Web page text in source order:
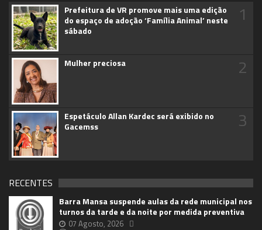
Prefeitura de VR promove mais uma edição
do espaço de adoção ‘Família Animal’ neste
sábado
1
Mulher preciosa 2
Espetáculo Allan Kardec será exibido no
Gacemss
3
RECENTES
Barra Mansa suspende aulas da rede municipal nos
turnos da tarde e da noite por medida preventiva
07 Agosto, 2026